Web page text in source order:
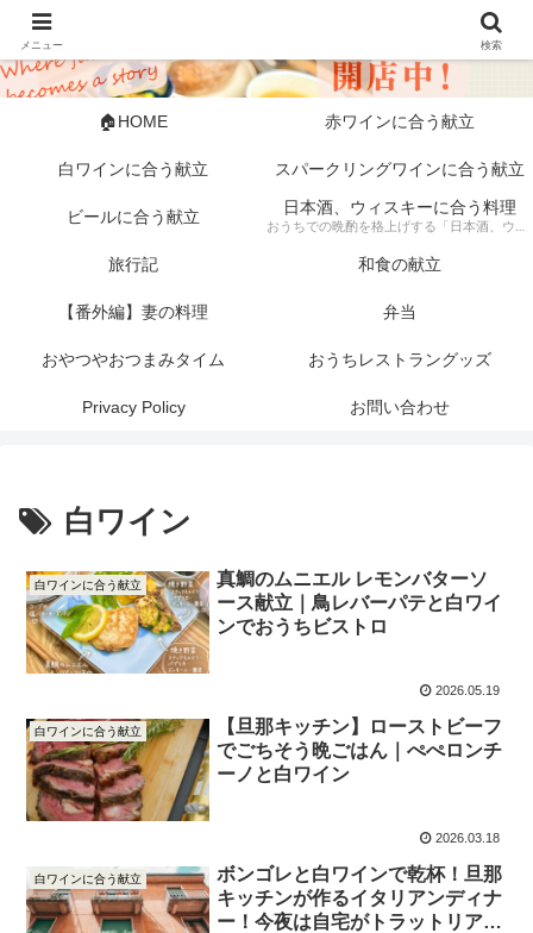
🏠HOME 赤ワインに合う献立
白ワインに合う献立 スパークリングワインに合う献立
ビールに合う献立 日本酒、ウィスキーに合う料理
おうちでの晩酌を格上げする「日本酒、ウィスキーに合う料理」の記録。 芳醇な日本酒やスモーキーなウィスキーにぴったりな、素材にこだわった一皿から手軽な一品まで幅広く紹介します。 「旦那キッチン」が提案する、お酒好きにはたまらない絶品ペアリングで、至福のひとときをどうぞ。
旅行記 和食の献立
【番外編】妻の料理 弁当
おやつやおつまみタイム おうちレストラングッズ
Privacy Policy お問い合わせ
白ワイン
白ワインに合う献立
真鯛のムニエル レモンバターソ
ース献立｜鳥レバーパテと白ワイ
ンでおうちビストロ
2026.05.19
白ワインに合う献立
【旦那キッチン】ローストビーフ
でごちそう晩ごはん｜ぺぺロンチ
ーノと白ワイン
2026.03.18
白ワインに合う献立
ボンゴレと白ワインで乾杯！旦那
キッチンが作るイタリアンディナ
ー！今夜は自宅がトラットリアに
メニュー 検索